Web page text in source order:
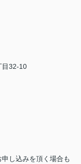
目32-10
し込みを頂く場合も